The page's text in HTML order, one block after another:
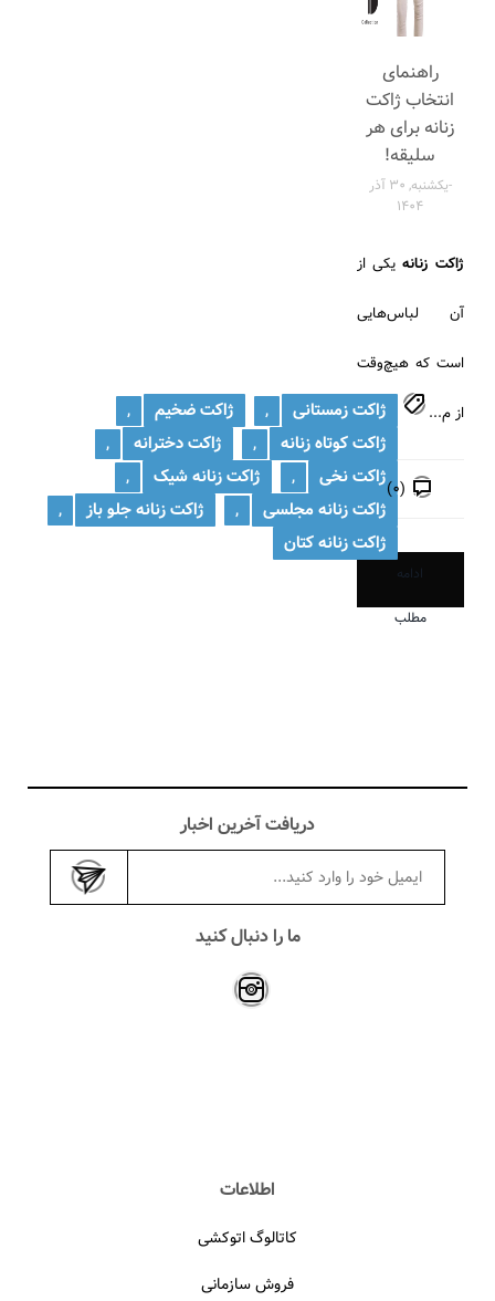
راهنمای
انتخاب ژاکت
زنانه برای هر
سلیقه!
-یکشنبه, 30 آذر
1404
ژاکت زنانهیکی از
آن لباس‌هایی
است که هیچ‌وقت
از م... ژاکت زمستانی , ژاکت ضخیم ,
ژاکت کوتاه زنانه , ژاکت دخترانه ,
ژاکت نخی , ژاکت زنانه شیک ,
ژاکت زنانه مجلسی , ژاکت زنانه جلو باز ,
ژاکت زنانه کتان
(0)
ادامه
مطلب
دریافت آخرین اخبار
ما را دنبال کنید
اطلاعات
کاتالوگ اتوکشی
فروش سازمانی